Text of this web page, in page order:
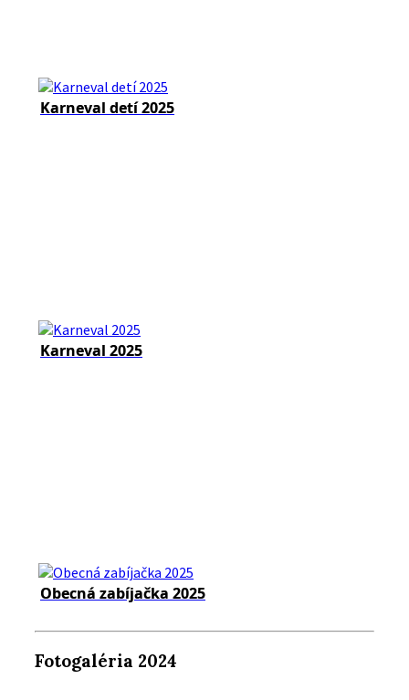
Karneval detí 2025
Karneval 2025
Obecná zabíjačka 2025
Fotogaléria 2024